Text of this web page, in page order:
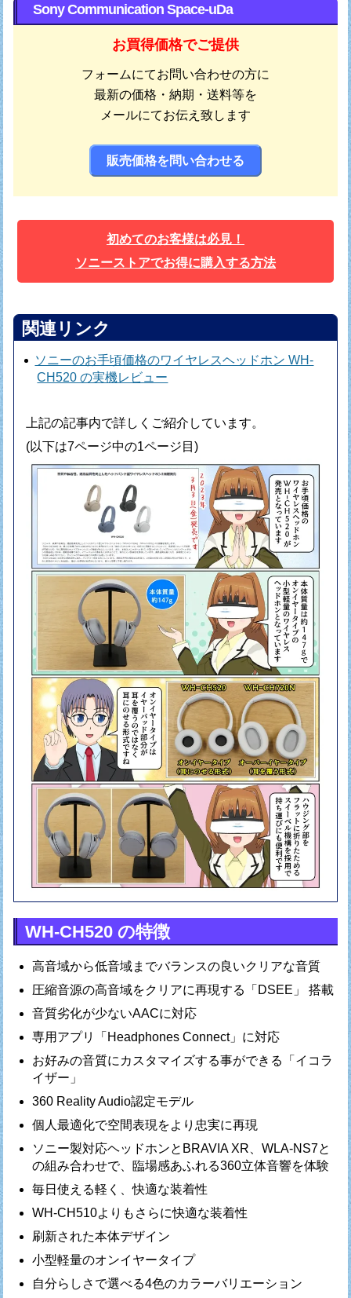
Sony Communication Space-uDa
お買得価格でご提供
フォームにてお問い合わせの方に
最新の価格・納期・送料等を
メールにてお伝え致します
販売価格を問い合わせる
初めてのお客様は必見！
ソニーストアでお得に購入する方法
関連リンク
ソニーのお手頃価格のワイヤレスヘッドホン WH-
CH520 の実機レビュー
上記の記事内で詳しくご紹介しています。
(以下は7ページ中の1ページ目)
WH-CH520 の特徴
高音域から低音域までバランスの良いクリアな音質
圧縮音源の高音域をクリアに再現する「DSEE」 搭載
音質劣化が少ないAACに対応
専用アプリ「Headphones Connect」に対応
お好みの音質にカスタマイズする事ができる「イコラ
イザー」
360 Reality Audio認定モデル
個人最適化で空間表現をより忠実に再現
ソニー製対応ヘッドホンとBRAVIA XR、WLA-NS7と
の組み合わせで、臨場感あふれる360立体音響を体験
毎日使える軽く、快適な装着性
WH-CH510よりもさらに快適な装着性
刷新された本体デザイン
小型軽量のオンイヤータイプ
自分らしさで選べる4色のカラーバリエーション